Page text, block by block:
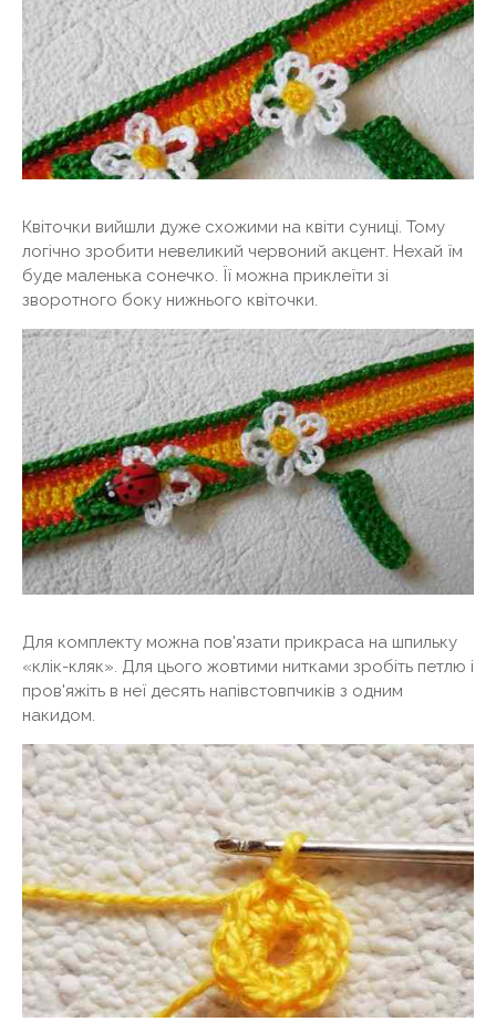
Квіточки вийшли дуже схожими на квіти суниці. Тому
логічно зробити невеликий червоний акцент. Нехай їм
буде маленька сонечко. Її можна приклеїти зі
зворотного боку нижнього квіточки.
Для комплекту можна пов'язати прикраса на шпильку
«клік-кляк». Для цього жовтими нитками зробіть петлю і
пров'яжіть в неї десять напівстовпчиків з одним
накидом.